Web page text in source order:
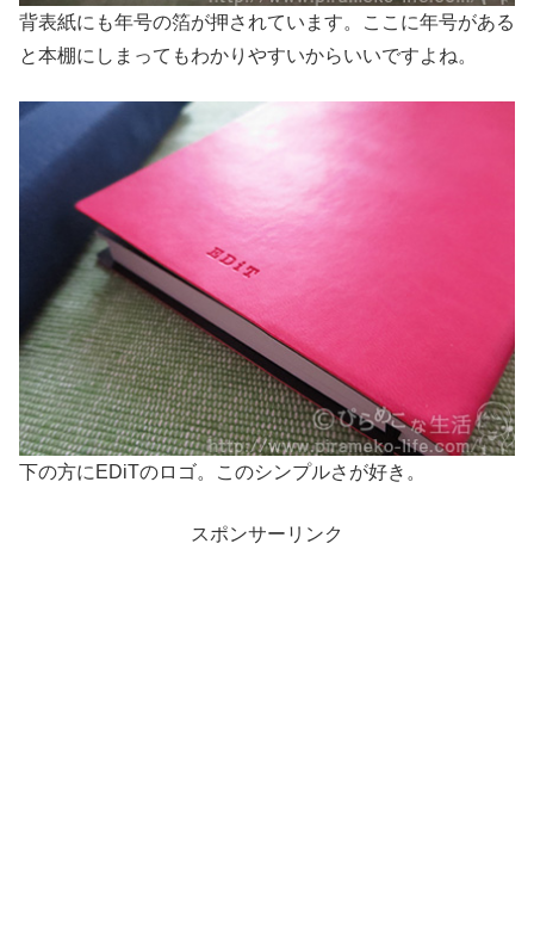
背表紙にも年号の箔が押されています。ここに年号がある
と本棚にしまってもわかりやすいからいいですよね。
下の方にEDiTのロゴ。このシンプルさが好き。
スポンサーリンク